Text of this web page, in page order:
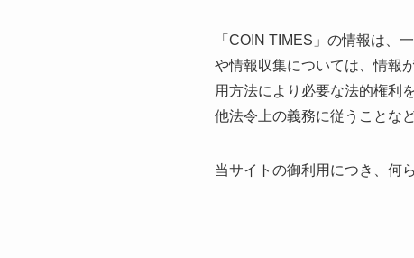
「COIN TIMES」の情報は、
や情報収集については、情報
用方法により必要な法的権利
他法令上の義務に従うことな
当サイトの御利用につき、何